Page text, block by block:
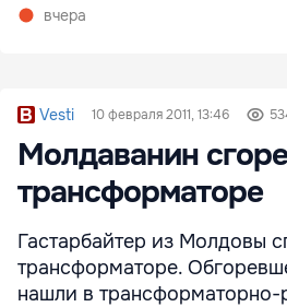
вчера
Vesti 10 февраля 2011, 13:46
Молдаванин
трансформаторе
Гастарбайтер из Молдовы
трансформаторе.
нашли в трансформаторно-